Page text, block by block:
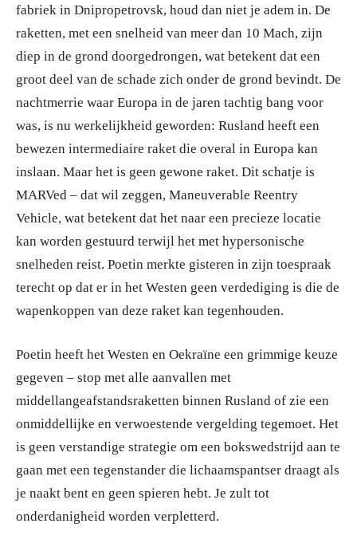
fabriek in Dnipropetrovsk, houd dan niet je adem in. De
raketten, met een snelheid van meer dan 10 Mach, zijn
diep in de grond doorgedrongen, wat betekent dat een
groot deel van de schade zich onder de grond bevindt. De
nachtmerrie waar Europa in de jaren tachtig bang voor
was, is nu werkelijkheid geworden: Rusland heeft een
bewezen intermediaire raket die overal in Europa kan
inslaan. Maar het is geen gewone raket. Dit schatje is
MARVed – dat wil zeggen, Maneuverable Reentry
Vehicle, wat betekent dat het naar een precieze locatie
kan worden gestuurd terwijl het met hypersonische
snelheden reist. Poetin merkte gisteren in zijn toespraak
terecht op dat er in het Westen geen verdediging is die de
wapenkoppen van deze raket kan tegenhouden.
Poetin heeft het Westen en Oekraïne een grimmige keuze
gegeven – stop met alle aanvallen met
middellangeafstandsraketten binnen Rusland of zie een
onmiddellijke en verwoestende vergelding tegemoet. Het
is geen verstandige strategie om een bokswedstrijd aan te
gaan met een tegenstander die lichaamspantser draagt als
je naakt bent en geen spieren hebt. Je zult tot
onderdanigheid worden verpletterd.